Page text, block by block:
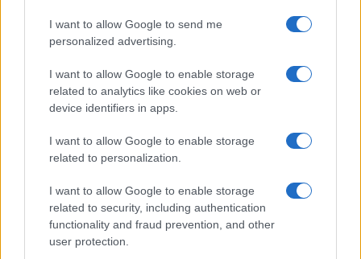
I want to allow Google to send me
personalized advertising.
I want to allow Google to enable storage
related to analytics like cookies on web or
device identifiers in apps.
I want to allow Google to enable storage
related to personalization.
I want to allow Google to enable storage
related to security, including authentication
functionality and fraud prevention, and other
user protection.
Διαβάστε περισσότερα
Διαβάστε επίσης